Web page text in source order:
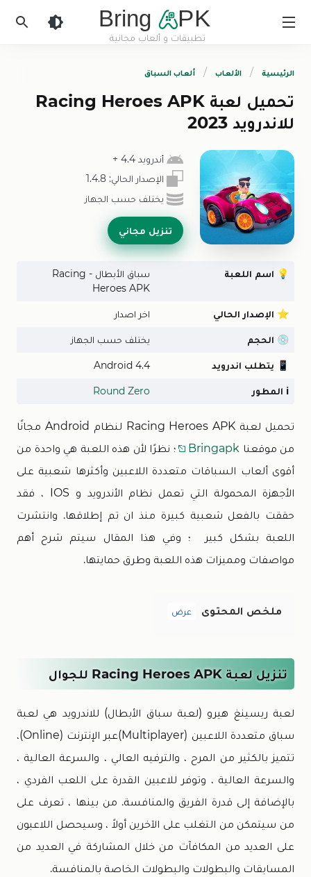
Bring PK
تطبيقات و ألعاب مجانية
الرئيسية الألعاب ألعاب السباق
تحميل لعبة Racing Heroes APK
للاندرويد 2023
أندرويد 4.4
+
الإصدار الحالي: 1.4.8
يختلف حسب الجهاز
تنزيل مجاني
💡 اسم اللعبة
سباق الأبطال - Racing
Heroes APK
⭐ الإصدار الحالي اخر اصدار
💿 الحجم يختلف حسب الجهاز
📱 يتطلب اندرويد Android 4.4
ℹ️ المطور Round Zero
تحميل لعبة Racing Heroes APK لنظام Android مجانًا
من موقعنا Bringapk
؛ نظرًا لأن هذه اللعبة هي واحدة من
أقوى ألعاب السباقات متعددة اللاعبين وأكثرها شعبية على
الأجهزة المحمولة التي تعمل نظام الأندرويد و IOS ، فقد
حققت بالفعل شعبية كبيرة منذ ان تم إطلاقها. وانتشرت
اللعبة بشكل كبير ؛ وفي هذا المقال سيتم شرح أهم
مواصفات ومميزات هذه اللعبة وطرق حمايتها.
ملخص المحتوى عرض
تنزيل لعبة Racing Heroes APK للجوال
لعبة ريسينغ هيرو (لعبة سباق الأبطال) للاندرويد هي لعبة
سباق متعددة اللاعبين (multiplayer)عبر الإنترنت (online)،
تتميز بالكثير من المرح ، والترفيه العالي ، والسرعة العالية ،
والسرعة العالية ، وتوفر للاعبين القدرة على اللعب الفردي ،
بالإضافة إلى قدرة الفريق والمنافسة. من بينها ، تعرف على
من سيتمكن من التغلب على الآخرين أولاً ، وسيحصل اللاعبون
على العديد من المكافآت من خلال المشاركة في العديد من
المسابقات والبطولات والبطولات الخاصة بالمنافسة.